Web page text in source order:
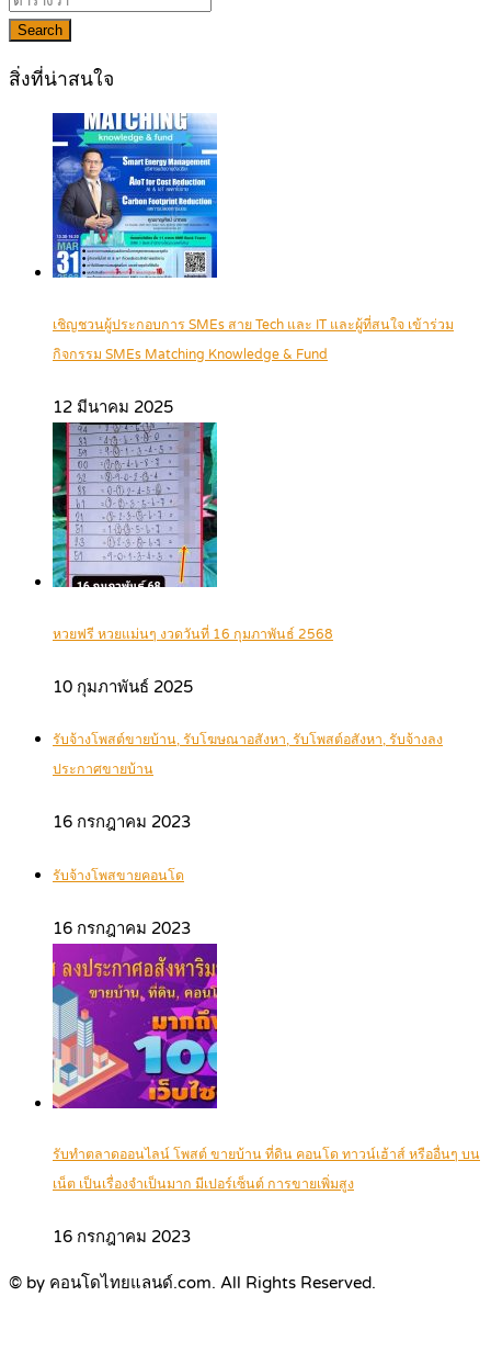
Search
สิ่งที่น่าสนใจ
เชิญชวนผู้ประกอบการ SMEs สาย Tech และ IT และผู้ที่สนใจ เข้าร่วม
กิจกรรม SMEs Matching Knowledge & Fund
12 มีนาคม 2025
หวยฟรี หวยแม่นๆ งวดวันที่ 16 กุมภาพันธ์ 2568
10 กุมภาพันธ์ 2025
รับจ้างโพสต์ขายบ้าน, รับโฆษณาอสังหา, รับโพสต์อสังหา, รับจ้างลง
ประกาศขายบ้าน
16 กรกฎาคม 2023
รับจ้างโพสขายคอนโด
16 กรกฎาคม 2023
รับทำตลาดออนไลน์ โพสต์ ขายบ้าน ที่ดิน คอนโด ทาวน์เฮ้าส์ หรืออื่นๆ บน
เน็ต เป็นเรื่องจำเป็นมาก มีเปอร์เซ็นต์ การขายเพิ่มสูง
16 กรกฎาคม 2023
© by คอนโดไทยแลนด์.com. All Rights Reserved.